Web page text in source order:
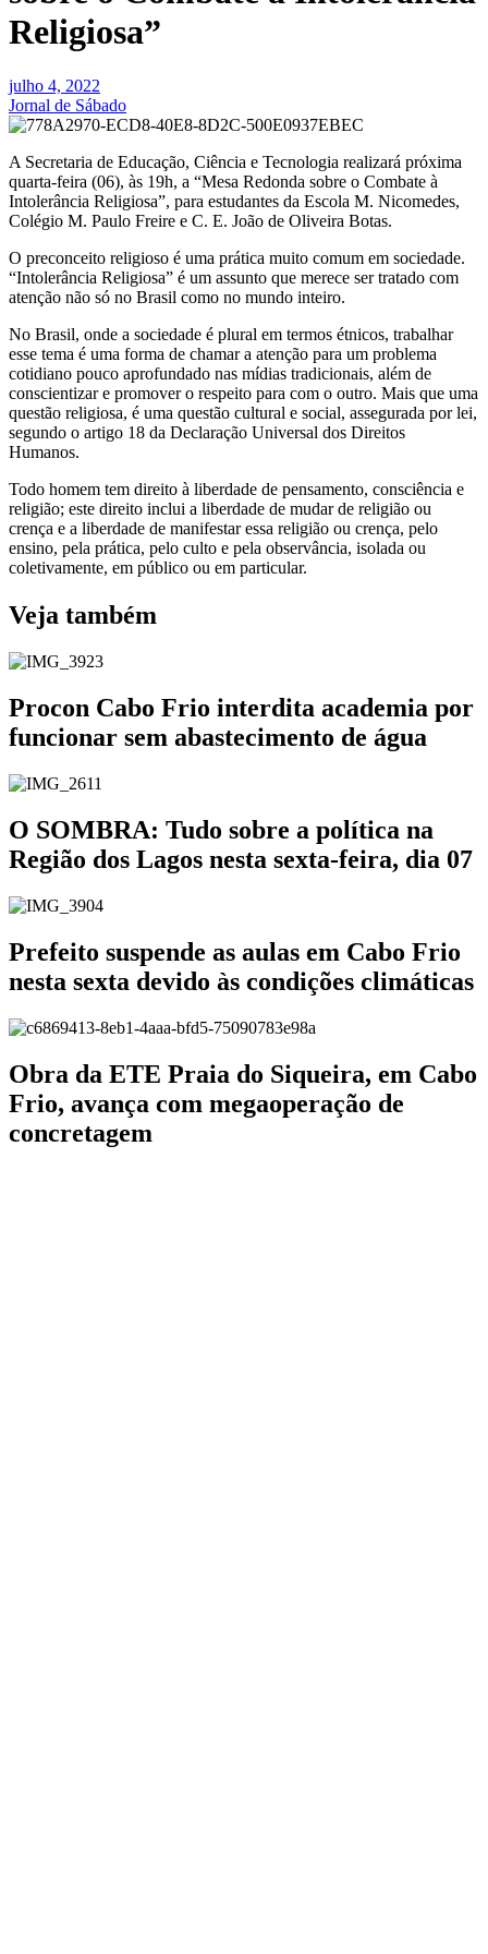
Religiosa”
julho 4, 2022
Jornal de Sábado
A Secretaria de Educação, Ciência e Tecnologia realizará próxima
quarta-feira (06), às 19h, a “Mesa Redonda sobre o Combate à
Intolerância Religiosa”, para estudantes da Escola M. Nicomedes,
Colégio M. Paulo Freire e C. E. João de Oliveira Botas.
O preconceito religioso é uma prática muito comum em sociedade.
“Intolerância Religiosa” é um assunto que merece ser tratado com
atenção não só no Brasil como no mundo inteiro.
No Brasil, onde a sociedade é plural em termos étnicos, trabalhar
esse tema é uma forma de chamar a atenção para um problema
cotidiano pouco aprofundado nas mídias tradicionais, além de
conscientizar e promover o respeito para com o outro. Mais que uma
questão religiosa, é uma questão cultural e social, assegurada por lei,
segundo o artigo 18 da Declaração Universal dos Direitos
Humanos.
Todo homem tem direito à liberdade de pensamento, consciência e
religião; este direito inclui a liberdade de mudar de religião ou
crença e a liberdade de manifestar essa religião ou crença, pelo
ensino, pela prática, pelo culto e pela observância, isolada ou
coletivamente, em público ou em particular.
Veja também
Procon Cabo Frio interdita academia por
funcionar sem abastecimento de água
O SOMBRA: Tudo sobre a política na
Região dos Lagos nesta sexta-feira, dia 07
Prefeito suspende as aulas em Cabo Frio
nesta sexta devido às condições climáticas
Obra da ETE Praia do Siqueira, em Cabo
Frio, avança com megaoperação de
concretagem